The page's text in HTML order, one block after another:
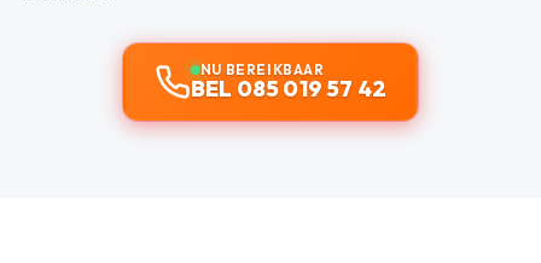
NU BEREIKBAAR
BEL 085 019 57 42